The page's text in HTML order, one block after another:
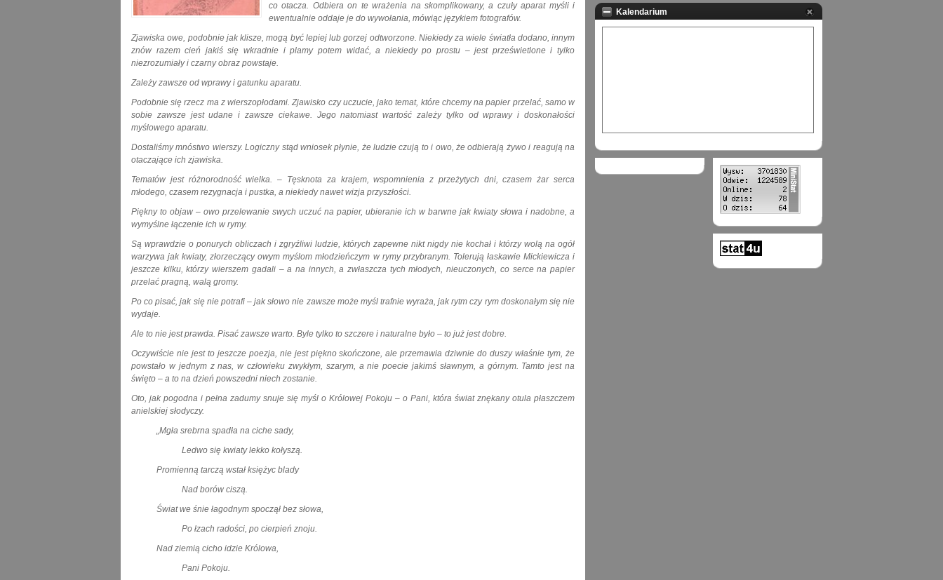
co otacza. Odbiera on te wrażenia na skomplikowany, a czuły aparat myśli i
ewentualnie oddaje je do wywołania, mówiąc językiem fotografów.
Zjawiska owe, podobnie jak klisze, mogą być lepiej lub gorzej odtworzone. Niekiedy za wiele światła dodano, innym
znów razem cień jakiś się wkradnie i plamy potem widać, a niekiedy po prostu – jest prześwietlone i tylko
niezrozumiały i czarny obraz powstaje.
Zależy zawsze od wprawy i gatunku aparatu.
Podobnie się rzecz ma z wierszopłodami. Zjawisko czy uczucie, jako temat, które chcemy na papier przelać, samo w
sobie zawsze jest udane i zawsze ciekawe. Jego natomiast wartość zależy tylko od wprawy i doskonałości
myślowego aparatu.
Dostaliśmy mnóstwo wierszy. Logiczny stąd wniosek płynie, że ludzie czują to i owo, że odbierają żywo i reagują na
otaczające ich zjawiska.
Tematów jest różnorodność wielka. – Tęsknota za krajem, wspomnienia z przeżytych dni, czasem żar serca
młodego, czasem rezygnacja i pustka, a niekiedy nawet wizja przyszłości.
Piękny to objaw – owo przelewanie swych uczuć na papier, ubieranie ich w barwne jak kwiaty słowa i nadobne, a
wymyślne łączenie ich w rymy.
Są wprawdzie o ponurych obliczach i zgryźliwi ludzie, których zapewne nikt nigdy nie kochał i którzy wolą na ogół
warzywa jak kwiaty, złorzeczący owym myślom młodzieńczym w rymy przybranym. Tolerują łaskawie Mickiewicza i
jeszcze kilku, którzy wierszem gadali – a na innych, a zwłaszcza tych młodych, nieuczonych, co serce na papier
przelać pragną, walą gromy.
Po co pisać, jak się nie potrafi – jak słowo nie zawsze może myśl trafnie wyraża, jak rytm czy rym doskonałym się nie
wydaje.
Ale to nie jest prawda. Pisać zawsze warto. Byle tylko to szczere i naturalne było – to już jest dobre.
Oczywiście nie jest to jeszcze poezja, nie jest piękno skończone, ale przemawia dziwnie do duszy właśnie tym, że
powstało w jednym z nas, w człowieku zwykłym, szarym, a nie poecie jakimś sławnym, a górnym. Tamto jest na
święto – a to na dzień powszedni niech zostanie.
Oto, jak pogodna i pełna zadumy snuje się myśl o Królowej Pokoju – o Pani, która świat znękany otula płaszczem
anielskiej słodyczy.
„Mgła srebrna spadła na ciche sady,
Ledwo się kwiaty lekko kołyszą.
Promienną tarczą wstał księżyc blady
Nad borów ciszą.
Świat we śnie łagodnym spoczął bez słowa,
Po łzach radości, po cierpień znoju.
Nad ziemią cicho idzie Królowa,
Pani Pokoju.
Kalendarium